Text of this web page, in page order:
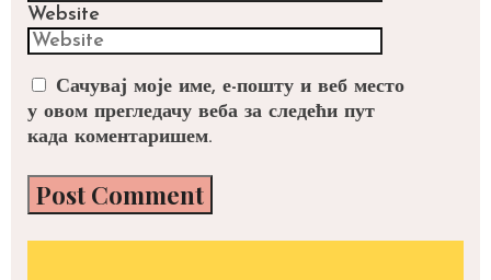
Website
Сачувај моје име, е-пошту и веб место
у овом прегледачу веба за следећи пут
када коментаришем.